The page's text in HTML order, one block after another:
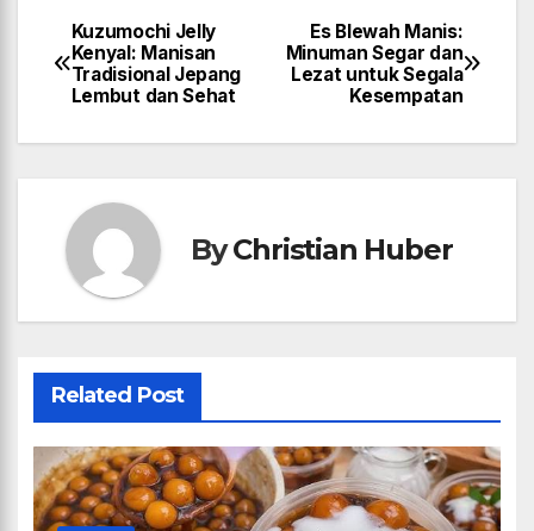
Es Blewah Manis:
Minuman Segar dan
Lezat untuk Segala
Kesempatan
Kuzumochi Jelly
Kenyal: Manisan
Tradisional Jepang
Lembut dan Sehat
ByChristian Huber
Related Post